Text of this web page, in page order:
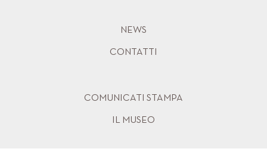
NEWS
CONTATTI
COMUNICATI STAMPA
IL MUSEO